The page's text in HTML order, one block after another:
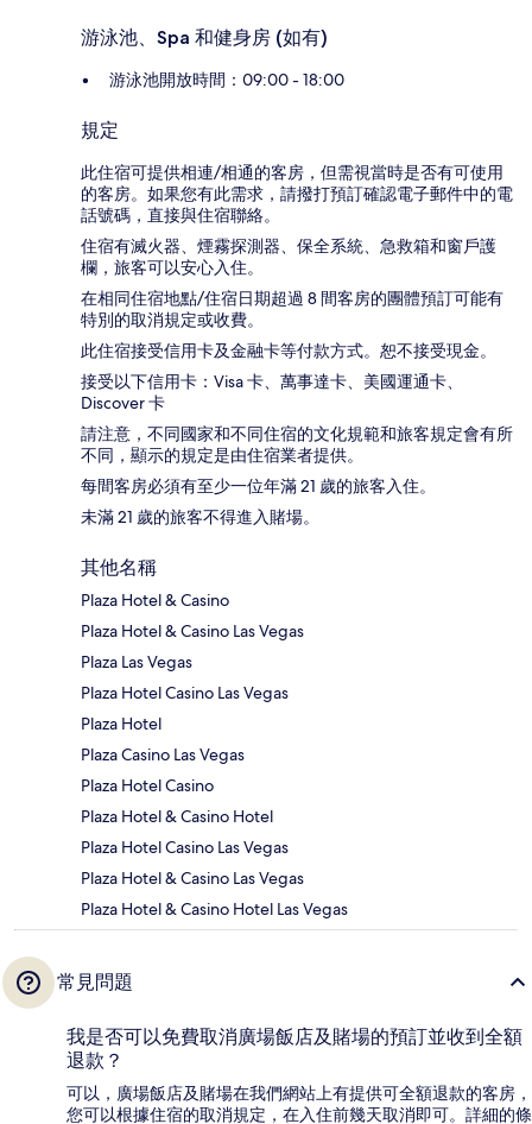
游泳池、Spa 和健身房 (如有)
游泳池開放時間：09:00 - 18:00
規定
此住宿可提供相連/相通的客房，但需視當時是否有可使用
的客房。如果您有此需求，請撥打預訂確認電子郵件中的電
話號碼，直接與住宿聯絡。
住宿有滅火器、煙霧探測器、保全系統、急救箱和窗戶護
欄，旅客可以安心入住。
在相同住宿地點/住宿日期超過 8 間客房的團體預訂可能有
特別的取消規定或收費。
此住宿接受信用卡及金融卡等付款方式。恕不接受現金。
接受以下信用卡：Visa 卡、萬事達卡、美國運通卡、
Discover 卡
請注意，不同國家和不同住宿的文化規範和旅客規定會有所
不同，顯示的規定是由住宿業者提供。
每間客房必須有至少一位年滿 21 歲的旅客入住。
未滿 21 歲的旅客不得進入賭場。
其他名稱
Plaza Hotel & Casino
Plaza Hotel & Casino Las Vegas
Plaza Las Vegas
Plaza Hotel Casino Las Vegas
Plaza Hotel
Plaza Casino Las Vegas
Plaza Hotel Casino
Plaza Hotel & Casino Hotel
Plaza Hotel Casino Las Vegas
Plaza Hotel & Casino Las Vegas
Plaza Hotel & Casino Hotel Las Vegas
常見問題
我是否可以免費取消廣場飯店及賭場的預訂並收到全額
退款？
可以，廣場飯店及賭場在我們網站上有提供可全額退款的客房，
您可以根據住宿的取消規定，在入住前幾天取消即可。詳細的條